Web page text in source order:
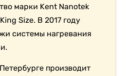
марки Kent Nanotek
Size. В 2017 году
системы нагревания
производит